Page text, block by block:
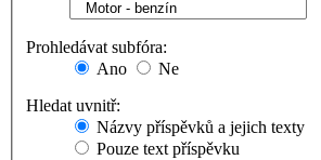
Prohledávat subfóra:
Ano
Ne
Hledat uvnitř:
Názvy příspěvků a jejich texty
Pouze text příspěvku